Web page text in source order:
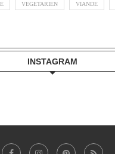
VEGETARIEN VIANDE
INSTAGRAM